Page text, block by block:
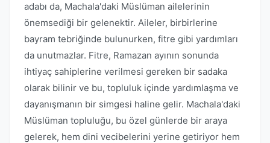
adabı da, Machala'daki Müslüman ailelerinin
önemsediği bir gelenektir. Aileler, birbirlerine
bayram tebriğinde bulunurken, fitre gibi yardımları
da unutmazlar. Fitre, Ramazan ayının sonunda
ihtiyaç sahiplerine verilmesi gereken bir sadaka
olarak bilinir ve bu, topluluk içinde yardımlaşma ve
dayanışmanın bir simgesi haline gelir. Machala'daki
Müslüman topluluğu, bu özel günlerde bir araya
gelerek, hem dini vecibelerini yerine getiriyor hem